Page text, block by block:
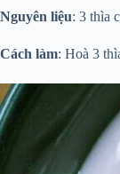
Nguyên liệu: 3 thìa
Cách làm: Hoà 3